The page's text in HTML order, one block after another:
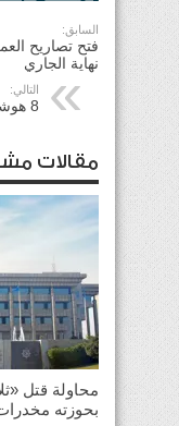
السابق:
فتح تصاريح
نهاية الجاري
التالي:
8 هوشات يومياً بشوارع الكويت
مقالات
محاولة قتل
بحوزته